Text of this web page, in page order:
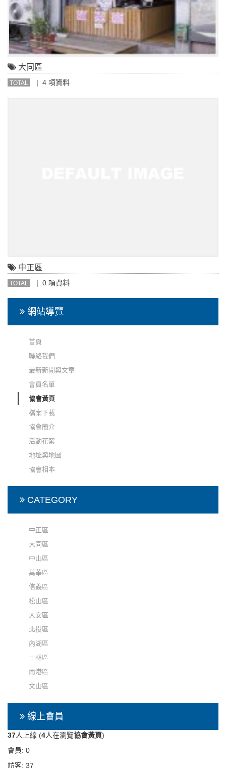
大同區
TOTAL | 4 項資料
中正區
TOTAL | 0 項資料
網站導覽
首頁
聯絡我們
最新新聞與文章
會員名單
協會黃頁
檔案下載
協會簡介
活動花絮
地址與地圖
協會相本
CATEGORY
中正區
大同區
中山區
萬華區
信義區
松山區
大安區
北投區
內湖區
士林區
南港區
文山區
線上會員
37人上線 (4人在瀏覽協會黃頁)
會員: 0
訪客: 37